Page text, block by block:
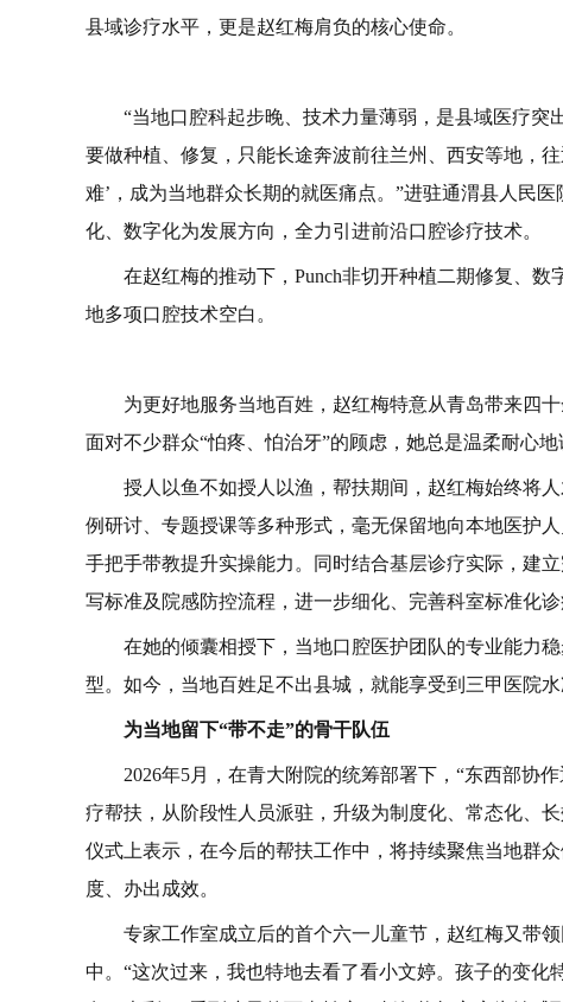
县域诊疗水平，更是赵红梅肩负的核心使命。
“当地口腔科起步晚、技术力量薄弱，是县域医疗
要做种植、修复，只能长途奔波前往兰州、西安等地，
难’，成为当地群众长期的就医痛点。”进驻通渭县人民
化、数字化为发展方向，全力引进前沿口腔诊疗技术。
在赵红梅的推动下，Punch非切开种植二期修复、
地多项口腔技术空白。
为更好地服务当地百姓，赵红梅特意从青岛带来四
面对不少群众“怕疼、怕治牙”的顾虑，她总是温柔耐心
授人以鱼不如授人以渔，帮扶期间，赵红梅始终将
例研讨、专题授课等多种形式，毫无保留地向本地医护
手把手带教提升实操能力。同时结合基层诊疗实际，建
写标准及院感防控流程，进一步细化、完善科室标准化
在她的倾囊相授下，当地口腔医护团队的专业能力
型。如今，当地百姓足不出县城，就能享受到三甲医院
为当地留下“带不走”的骨干队伍
2026年5月，在青大附院的统筹部署下，“东西部协
疗帮扶，从阶段性人员派驻，升级为制度化、常态化、
仪式上表示，在今后的帮扶工作中，将持续聚焦当地群
度、办出成效。
专家工作室成立后的首个六一儿童节，赵红梅又带
中。“这次过来，我也特地去看了看小文婷。孩子的变